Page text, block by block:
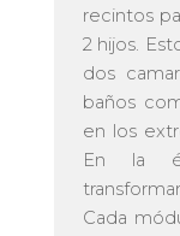
recintos
2 hijos.
dos
baños
en los
En la
Cada